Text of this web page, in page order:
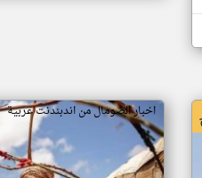
اخبار الصومال من اندبندنت عربية